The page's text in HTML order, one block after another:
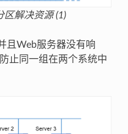
区解决资源 (1)
且Web服务器没有响
止同一组在两个系统中